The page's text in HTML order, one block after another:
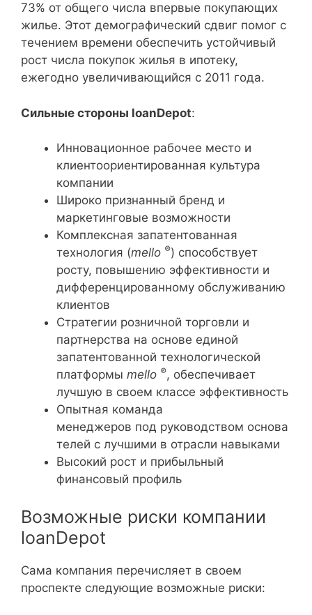
73% от общего числа впервые покупающих
жилье. Этот демографический сдвиг помог с
течением времени обеспечить устойчивый
рост числа покупок жилья в ипотеку,
ежегодно увеличивающийся с 2011 года.
Сильные стороны loanDepot:
Инновационное рабочее место и
клиентоориентированная культура
компании
Широко признанный бренд и
маркетинговые возможности
Комплексная запатентованная
технология (mello ®) способствует
росту, повышению эффективности и
дифференцированному обслуживанию
клиентов
Стратегии розничной торговли и
партнерства на основе единой
запатентованной технологической
платформы mello ®, обеспечивает
лучшую в своем классе эффективность
Опытная команда
менеджеров под руководством основа
телей с лучшими в отрасли навыками
Высокий рост и прибыльный
финансовый профиль
Возможные риски компании
loanDepot
Сама компания перечисляет в своем
проспекте следующие возможные риски: